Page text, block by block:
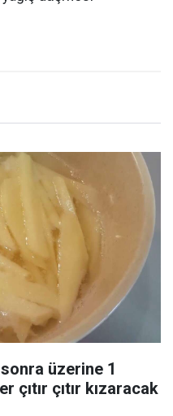
üzerine 1
çıtır çıtır kızaracak